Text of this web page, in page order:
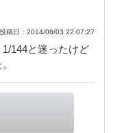
投稿日：2014/08/03 22:07:27
144と迷ったけど